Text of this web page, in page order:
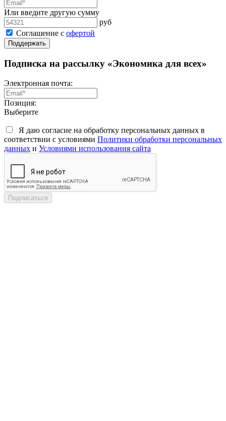
Или введите другую сумму
руб
Соглашение с офертой
Поддержать
Подписка на рассылку «Экономика для всех»
Электронная почта:
Позиция:
Выберите
Я даю согласие на обработку персональных данных в
соответствии с условиями Политики обработки персональных
данных и Условиями использования сайта
Подписаться